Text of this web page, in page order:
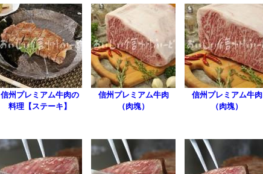
信州プレミアム牛肉の
料理【ステーキ】
信州プレミアム牛肉
（肉塊）
信州プレミアム牛肉
（肉塊）